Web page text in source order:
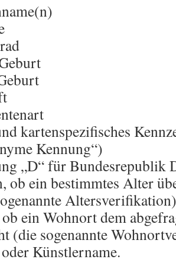
kartenspezifisches
Kennung“)
„D“ für Bundesrepublik
ob ein bestimmtes Alter
Altersverifikation)
ein Wohnort dem
(die sogenannte
Künstlername.